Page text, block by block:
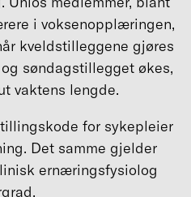
i voksenopplæringen,
kveldstilleggene gjøres
søndagstillegget økes,
vaktens lengde.
for sykepleier
Det samme gjelder
ernæringsfysiolog